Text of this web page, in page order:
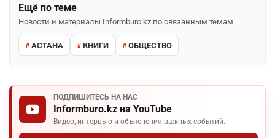
Ещё по теме
Новости и материалы Informburo.kz по связанным темам
АСТАНА КНИГИ ОБЩЕСТВО
ПОДПИШИТЕСЬ НА НАС
Informburo.kz на YouTube
Видео, интервью и объяснения важных событий.